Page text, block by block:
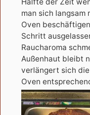
man sich
Oven
Schritt
Raucharoma
Außenhaut bleibt
verlängert sich
Oven